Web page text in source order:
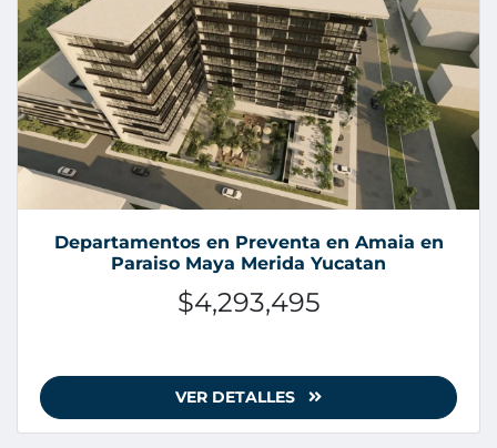
Departamentos en Preventa en Amaia en
Paraiso Maya Merida Yucatan
$4,293,495
VER DETALLES